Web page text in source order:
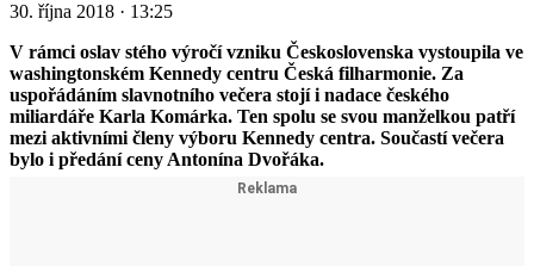
30. října 2018 · 13:25
V rámci oslav stého výročí vzniku Československa vystoupila ve
washingtonském Kennedy centru Česká filharmonie. Za
uspořádáním slavnotního večera stojí i nadace českého
miliardáře Karla Komárka. Ten spolu se svou manželkou patří
mezi aktivními členy výboru Kennedy centra. Součastí večera
bylo i předání ceny Antonína Dvořáka.